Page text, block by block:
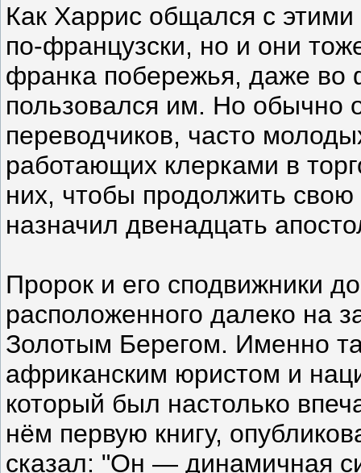
Как Харрис общался с
по-французски, но и они
франка побережья, даже во
пользовался им. Но обычно
переводчиков, часто
работающих клерками в
них, чтобы продолжить свою
назначил двенадцать
Пророк и его сподвижники
расположенного далеко на
Золотым Берегом. Именно
африканским юристом и
который был настолько
нём первую книгу,
сказал: "Он — динамичная